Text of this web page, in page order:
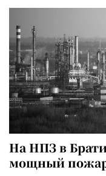
На НПЗ в
мощный